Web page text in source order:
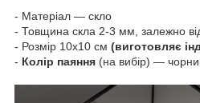
- Матеріал — скло
- Товщина скла 2-3 мм, залежно
- Розмір 10х10 см (виготовляє
- Колір паяння (на вибір) —